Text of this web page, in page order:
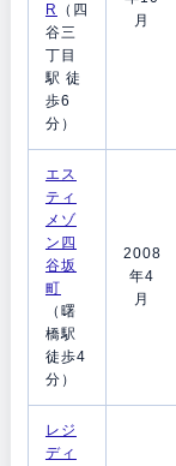
R
（四
谷三
丁目
駅 徒
歩6
分）
月
エス
ティ
メゾ
ン四
谷坂
町
（曙
橋駅
徒歩4
分）
2008
年4
月
レジ
ディ